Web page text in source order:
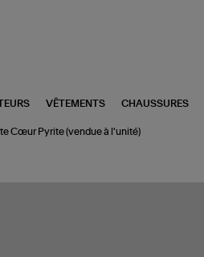
VÊTEMENTS CHAUSSURES
Cœur Pyrite (vendue à l'unité)